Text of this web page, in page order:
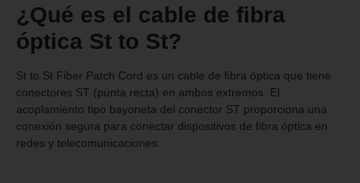
¿Qué es el cable de fibra
óptica St to St?
St to St Fiber Patch Cord es un cable de fibra óptica que tiene
conectores ST (punta recta) en ambos extremos. El
acoplamiento tipo bayoneta del conector ST proporciona una
conexión segura para conectar dispositivos de fibra óptica en
redes y telecomunicaciones.